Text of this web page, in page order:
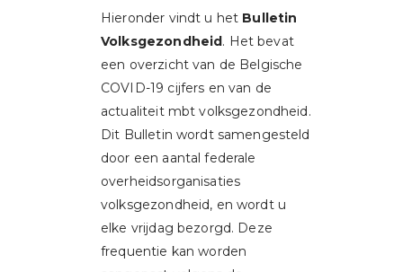
Hieronder vindt u het Bulletin
Volksgezondheid. Het bevat
een overzicht van de Belgische
COVID-19 cijfers en van de
actualiteit mbt volksgezondheid.
Dit Bulletin wordt samengesteld
door een aantal federale
overheidsorganisaties
volksgezondheid, en wordt u
elke vrijdag bezorgd. Deze
frequentie kan worden